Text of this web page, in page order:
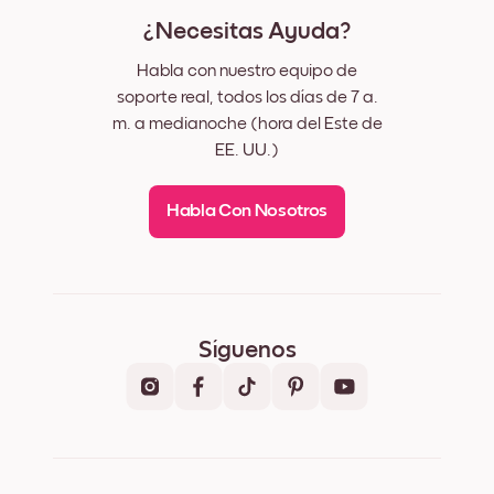
¿Necesitas Ayuda?
Habla con nuestro equipo de
soporte real, todos los días de 7 a.
m. a medianoche (hora del Este de
EE. UU.)
Habla Con Nosotros
Síguenos